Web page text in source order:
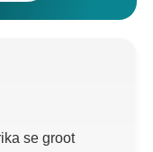
se groot